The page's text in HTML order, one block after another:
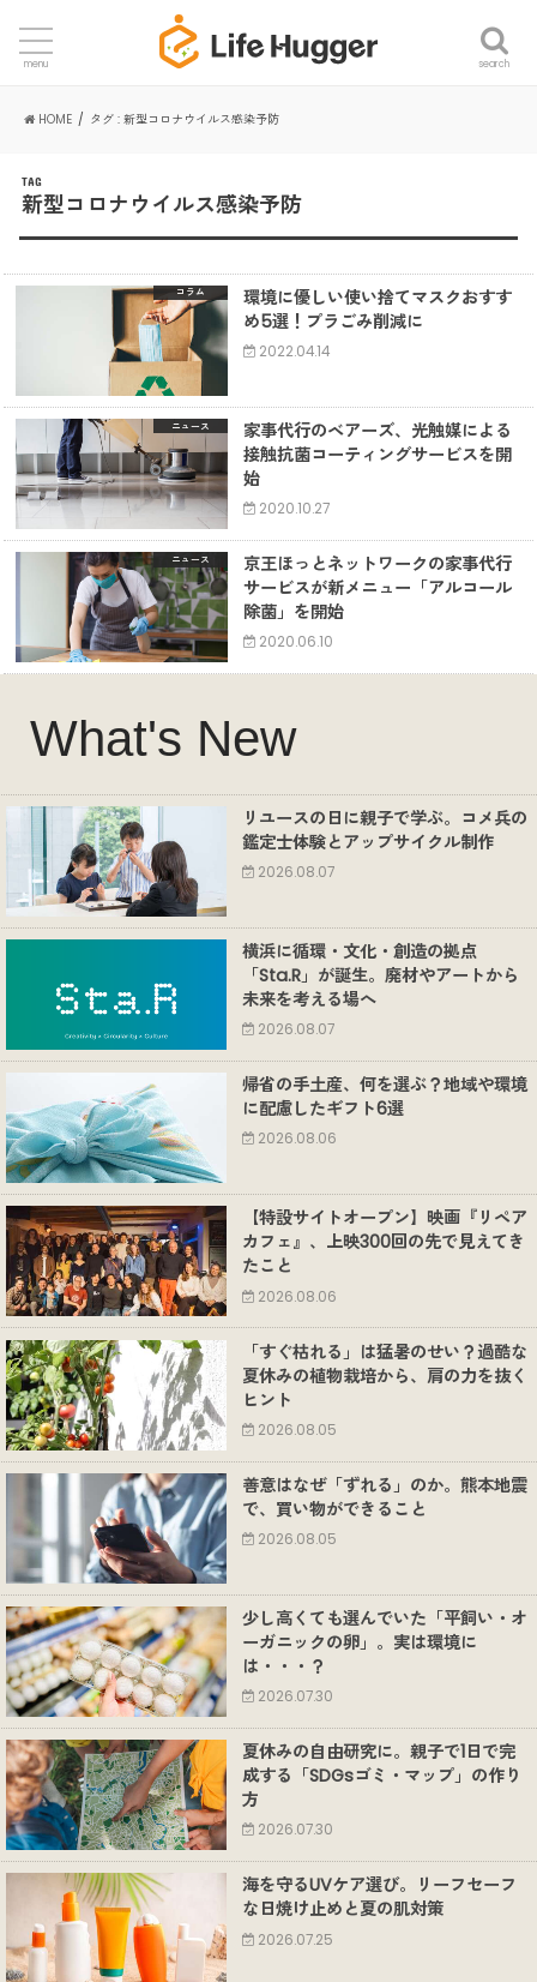
search
menu
HOME タグ : 新型コロナウイルス感染予防
TAG
新型コロナウイルス感染予防
コラム
環境に優しい使い捨てマスクおすす
め5選！プラごみ削減に
2022.04.14
ニュース
家事代行のベアーズ、光触媒による
接触抗菌コーティングサービスを開
始
2020.10.27
ニュース
京王ほっとネットワークの家事代行
サービスが新メニュー「アルコール
除菌」を開始
2020.06.10
What's New
リユースの日に親子で学ぶ。コメ兵の
鑑定士体験とアップサイクル制作
2026.08.07
横浜に循環・文化・創造の拠点
「Sta.R」が誕生。廃材やアートから
未来を考える場へ
2026.08.07
帰省の手土産、何を選ぶ？地域や環境
に配慮したギフト6選
2026.08.06
【特設サイトオープン】映画『リペア
カフェ』、上映300回の先で見えてき
たこと
2026.08.06
「すぐ枯れる」は猛暑のせい？過酷な
夏休みの植物栽培から、肩の力を抜く
ヒント
2026.08.05
善意はなぜ「ずれる」のか。熊本地震
で、買い物ができること
2026.08.05
少し高くても選んでいた「平飼い・オ
ーガニックの卵」。実は環境に
は・・・？
2026.07.30
夏休みの自由研究に。親子で1日で完
成する「SDGsゴミ・マップ」の作り
方
2026.07.30
海を守るUVケア選び。リーフセーフ
な日焼け止めと夏の肌対策
2026.07.25